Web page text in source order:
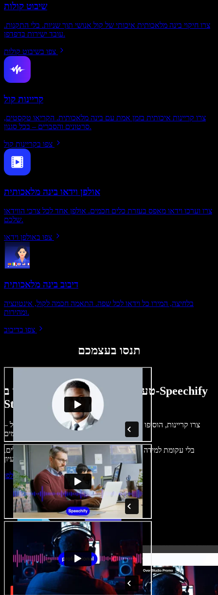
שיבוט קולות
צרו חיקוי בינה מלאכותית איכותי של קול אנושי תוך שניות. בלי התקנות.
עובד ישירות בדפדפן.
צפו בשיבוט קולות
קריינות קול
צרו קריינות איכותית בזמן אמת עם בינה מלאכותית. הקריאו טקסטים,
סרטונים והסברים – בכל סגנון.
צפו בקריינות קול
אולפן וידאו בינה מלאכותית
צרו וערכו וידאו מאפס בעזרת כלים חכמים. אולפן אחד לכל צרכי הווידאו
שלכם.
צפו באולפן וידאו
דיבוב בינה מלאכותית
בלחיצה, המירו כל וידאו לכל שפה. התאמה חכמה לקול, אינטונציה
ומהירות.
צפו בדיבוב
תנסו בעצמכם
טעימה קטנה ממה שתוכלו ליצור ב-Speechify
Studio.
צרו קריינות, הוסיפו תמונות ללא זכויות, אודיו, סרטונים ושיבוט קול –
בלי עקומת למידה – הכול זמין בדפדפן. יוצרי תוכן כבר לא מוגבלים,
התחילו ליצור באולפן